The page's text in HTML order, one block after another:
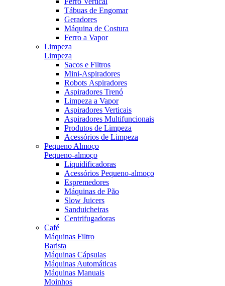
Tábuas de Engomar
Geradores
Máquina de Costura
Ferro a Vapor
Limpeza
Limpeza
Sacos e Filtros
Mini-Aspiradores
Robots Aspiradores
Aspiradores Trenó
Limpeza a Vapor
Aspiradores Verticais
Aspiradores Multifuncionais
Produtos de Limpeza
Acessórios de Limpeza
Pequeno Almoço
Pequeno-almoço
Liquidificadoras
Acessórios Pequeno-almoço
Espremedores
Máquinas de Pão
Slow Juicers
Sanduicheiras
Centrifugadoras
Café
Máquinas Filtro
Barista
Máquinas Cápsulas
Máquinas Automáticas
Máquinas Manuais
Moinhos